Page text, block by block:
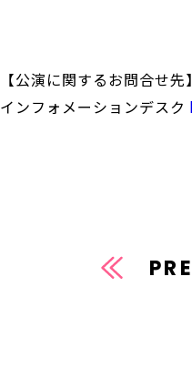
【公演に関するお問合せ先】
インフォメーションデスク